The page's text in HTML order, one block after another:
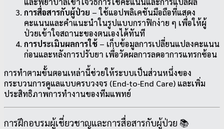
การสื่อสารกับผู้ป่วย – ใช้แอปพลิเคชันมือถือที่แสดง
คะแนนและคำแนะนำในรูปแบบกราฟิกง่าย ๆ เพื่อให้ผู้
ป่วยเข้าใจสถานะของตนเองได้ทันที
การประเมินผลการใช้ – เก็บข้อมูลการเปลี่ยนแปลงคะแนน
ก่อนและหลังการปรับยา เพื่อวัดผลการลดอาการแทรกซ้อน
การทำตามขั้นตอนเหล่านี้ช่วยให้ระบบเป็นส่วนหนึ่งของ
กระบวนการดูแลแบบครบวงจร (End‑to‑End Care) และเพิ่ม
ประสิทธิภาพการทำงานของทีมแพทย์
การฝึกอบรมผู้เชี่ยวชาญและการสื่อสารกับผู้ป่วย 📚